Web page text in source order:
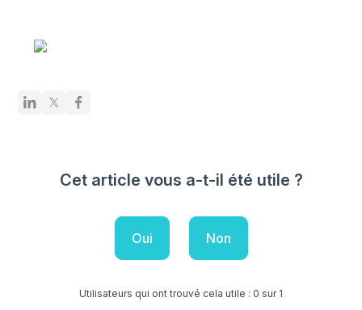
Cet article vous a-t-il été utile ?
Oui Non
Utilisateurs qui ont trouvé cela utile : 0 sur 1